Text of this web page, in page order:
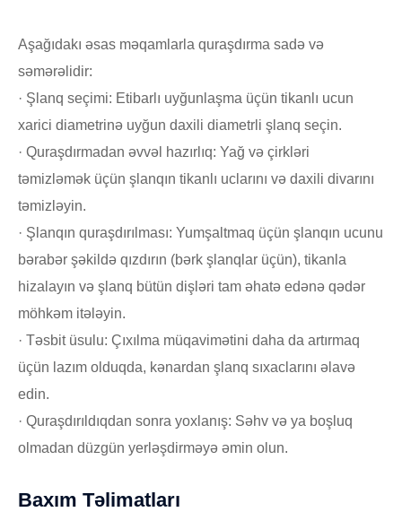
Aşağıdakı əsas məqamlarla quraşdırma sadə və
səmərəlidir:
· Şlanq seçimi: Etibarlı uyğunlaşma üçün tikanlı ucun
xarici diametrinə uyğun daxili diametrli şlanq seçin.
· Quraşdırmadan əvvəl hazırlıq: Yağ və çirkləri
təmizləmək üçün şlanqın tikanlı uclarını və daxili divarını
təmizləyin.
· Şlanqın quraşdırılması: Yumşaltmaq üçün şlanqın ucunu
bərabər şəkildə qızdırın (bərk şlanqlar üçün), tikanla
hizalayın və şlanq bütün dişləri tam əhatə edənə qədər
möhkəm itələyin.
· Təsbit üsulu: Çıxılma müqavimətini daha da artırmaq
üçün lazım olduqda, kənardan şlanq sıxaclarını əlavə
edin.
· Quraşdırıldıqdan sonra yoxlanış: Səhv və ya boşluq
olmadan düzgün yerləşdirməyə əmin olun.
Baxım Təlimatları